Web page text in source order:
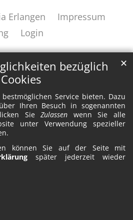
bezüglich
Cookies
Service bieten. Dazu
Ihren Besuch in sogenannten
SieZulassen wenn Sie alle
unter Verwendung spezieller
können Sie auf der Seite mit
später jederzeit wieder
✕
Erlangen
Impressum
Login